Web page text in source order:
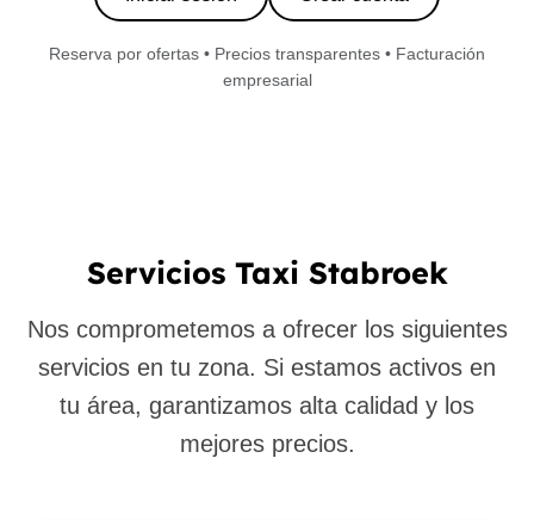
Reserva por ofertas • Precios transparentes • Facturación
empresarial
Servicios Taxi Stabroek
Nos comprometemos a ofrecer los siguientes
servicios en tu zona. Si estamos activos en
tu área, garantizamos alta calidad y los
mejores precios.